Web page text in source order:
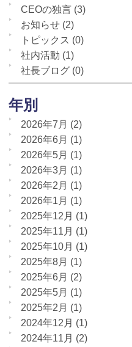
CEOの独言 (3)
お知らせ (2)
トピックス (0)
社内活動 (1)
社長ブログ (0)
年別
2026年7月 (2)
2026年6月 (1)
2026年5月 (1)
2026年3月 (1)
2026年2月 (1)
2026年1月 (1)
2025年12月 (1)
2025年11月 (1)
2025年10月 (1)
2025年8月 (1)
2025年6月 (2)
2025年5月 (1)
2025年2月 (1)
2024年12月 (1)
2024年11月 (2)